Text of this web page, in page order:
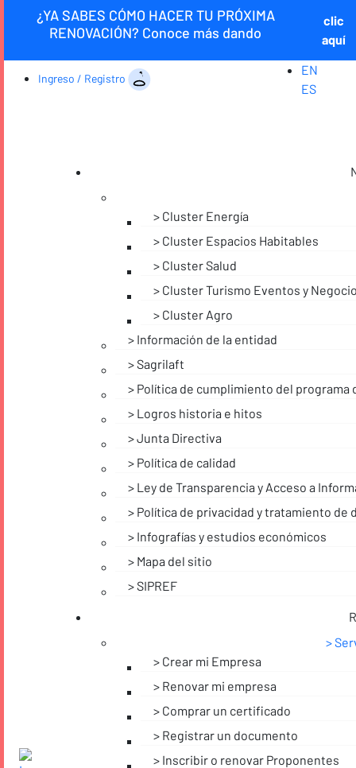
¿YA SABES CÓMO HACER TU PRÓXIMA
RENOVACIÓN? Conoce más dando
clic
aquí
Ingreso / Registro
EN
ES
Cluster Energía
Cluster Espacios Habitables
Cluster Salud
Cluster Turismo Eventos y
Cluster Agro
Información de la entidad
Sagrilaft
Política de cumplimiento del programa
Logros historia e hitos
Junta Directiva
Política de calidad
Ley de Transparencia y Acceso a
Política de privacidad y tratamiento de
Infografías y estudios económicos
Mapa del sitio
SIPREF
Crear mi Empresa
Renovar mi empresa
Comprar un certificado
Registrar un documento
Inscribir o renovar Proponentes